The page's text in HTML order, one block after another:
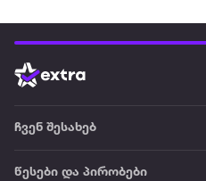
ჩვენ შესახებ
წესები და პირობები